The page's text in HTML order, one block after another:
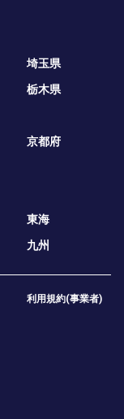
埼玉県
栃木県
京都府
東海
九州
利用規約(事業者)